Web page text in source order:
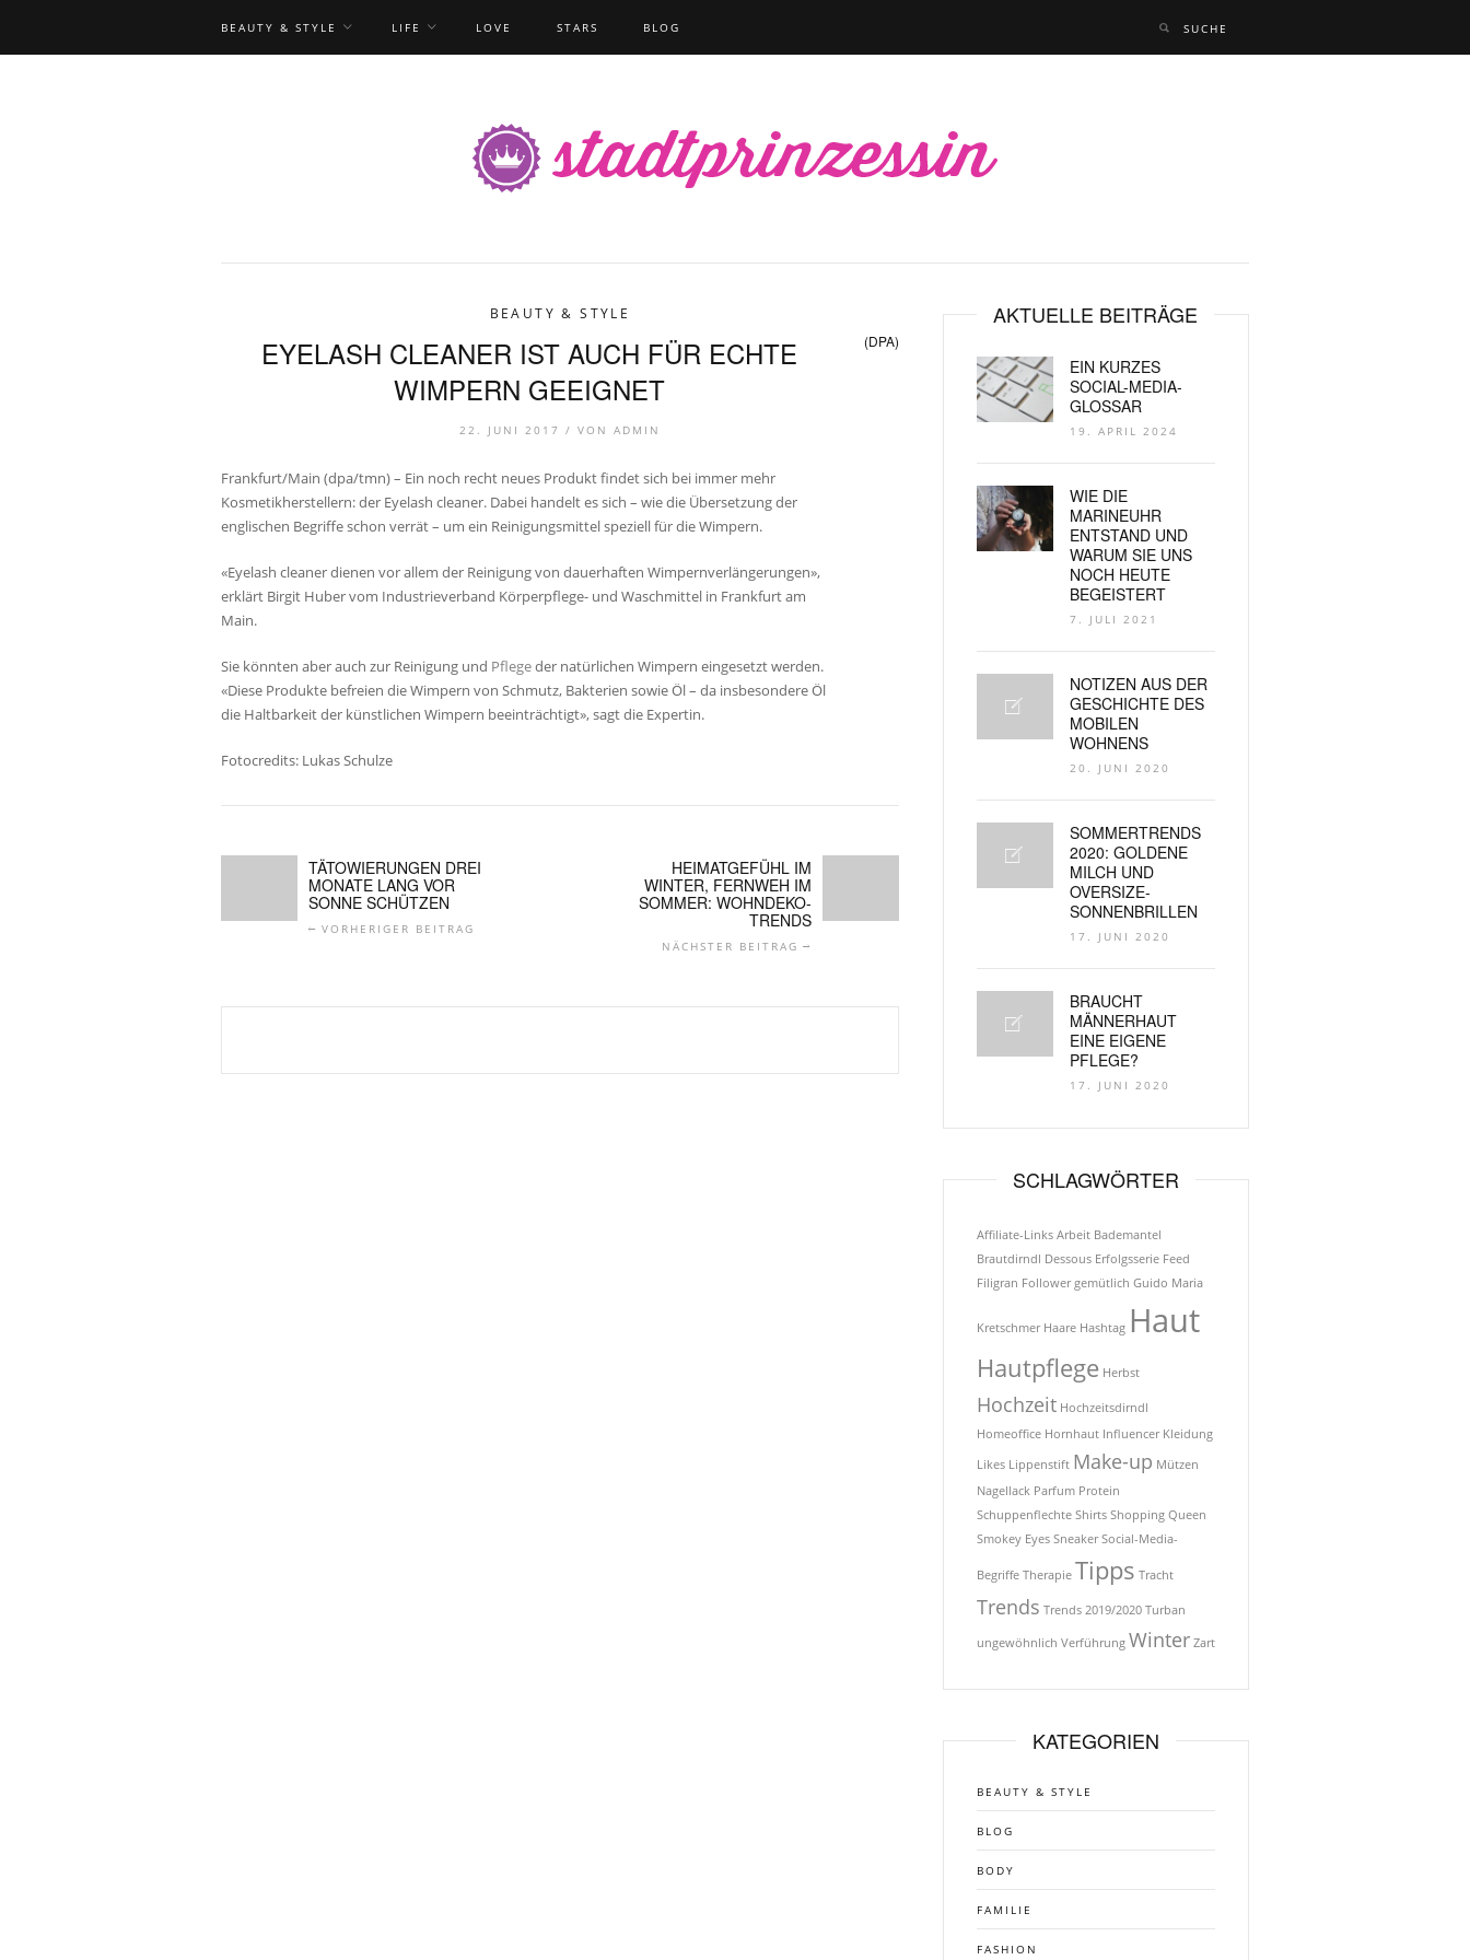
BEAUTY & STYLE LIFE LOVE STARS BLOG
BEAUTY & STYLE
EYELASH CLEANER IST AUCH FÜR ECHTE
WIMPERN GEEIGNET
(DPA)
22. JUNI 2017 / VON ADMIN
Frankfurt/Main (dpa/tmn) – Ein noch recht neues Produkt findet sich bei immer mehr
Kosmetikherstellern: der Eyelash cleaner. Dabei handelt es sich – wie die Übersetzung der
englischen Begriffe schon verrät – um ein Reinigungsmittel speziell für die Wimpern.
«Eyelash cleaner dienen vor allem der Reinigung von dauerhaften Wimpernverlängerungen»,
erklärt Birgit Huber vom Industrieverband Körperpflege- und Waschmittel in Frankfurt am
Main.
Sie könnten aber auch zur Reinigung und Pflegeder natürlichen Wimpern eingesetzt werden.
«Diese Produkte befreien die Wimpern von Schmutz, Bakterien sowie Öl – da insbesondere Öl
die Haltbarkeit der künstlichen Wimpern beeinträchtigt», sagt die Expertin.
Fotocredits: Lukas Schulze
TÄTOWIERUNGEN DREI
MONATE LANG VOR
SONNE SCHÜTZEN
VORHERIGER BEITRAG
HEIMATGEFÜHL IM
WINTER, FERNWEH IM
SOMMER: WOHNDEKO-
TRENDS
NÄCHSTER BEITRAG
AKTUELLE BEITRÄGE
EIN KURZES
SOCIAL-MEDIA-
GLOSSAR
19. APRIL 2024
WIE DIE
MARINEUHR
ENTSTAND UND
WARUM SIE UNS
NOCH HEUTE
BEGEISTERT
7. JULI 2021
NOTIZEN AUS DER
GESCHICHTE DES
MOBILEN
WOHNENS
20. JUNI 2020
SOMMERTRENDS
2020: GOLDENE
MILCH UND
OVERSIZE-
SONNENBRILLEN
17. JUNI 2020
BRAUCHT
MÄNNERHAUT
EINE EIGENE
PFLEGE?
17. JUNI 2020
SCHLAGWÖRTER
Affiliate-Links Arbeit Bademantel
Brautdirndl Dessous Erfolgsserie Feed
Filigran Follower gemütlich Guido Maria
Kretschmer Haare Hashtag Haut
Hautpflege Herbst
Hochzeit Hochzeitsdirndl
Homeoffice Hornhaut Influencer Kleidung
Likes Lippenstift Make-up Mützen
Nagellack Parfum Protein
Schuppenflechte Shirts Shopping Queen
Smokey Eyes Sneaker Social-Media-
Begriffe Therapie Tipps Tracht
Trends Trends 2019/2020 Turban
ungewöhnlich Verführung Winter Zart
KATEGORIEN
BEAUTY & STYLE
BLOG
BODY
FAMILIE
FASHION